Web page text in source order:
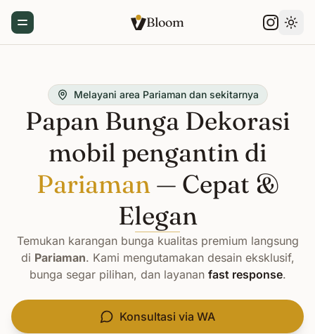
Toggle Menu Bloom
Melayani area Pariaman dan sekitarnya
Papan Bunga Dekorasi
mobil pengantin di
Pariaman— Cepat &
Elegan
Temukan karangan bunga kualitas premium langsung
di Pariaman. Kami mengutamakan desain eksklusif,
bunga segar pilihan, dan layanan fast response.
Konsultasi via WA